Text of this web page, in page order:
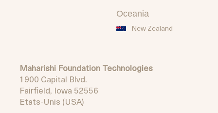
Oceania
New Zealand
Maharishi Foundation Technologies
1900 Capital Blvd.
Fairfield, Iowa 52556
Etats-Unis (USA)